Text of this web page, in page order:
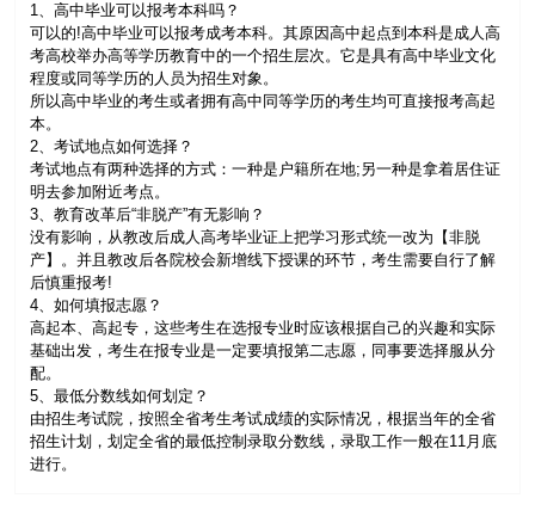
1、高中毕业可以报考本科吗？
可以的!高中毕业可以报考成考本科。其原因高中起点到本科是成人高
考高校举办高等学历教育中的一个招生层次。它是具有高中毕业文化
程度或同等学历的人员为招生对象。
所以高中毕业的考生或者拥有高中同等学历的考生均可直接报考高起
本。
2、考试地点如何选择？
考试地点有两种选择的方式：一种是户籍所在地;另一种是拿着居住证
明去参加附近考点。
3、教育改革后“非脱产”有无影响？
没有影响，从教改后成人高考毕业证上把学习形式统一改为【非脱
产】。并且教改后各院校会新增线下授课的环节，考生需要自行了解
后慎重报考!
4、如何填报志愿？
高起本、高起专，这些考生在选报专业时应该根据自己的兴趣和实际
基础出发，考生在报专业是一定要填报第二志愿，同事要选择服从分
配。
5、最低分数线如何划定？
由招生考试院，按照全省考生考试成绩的实际情况，根据当年的全省
招生计划，划定全省的最低控制录取分数线，录取工作一般在11月底
进行。